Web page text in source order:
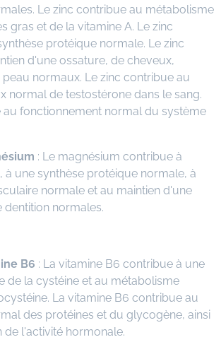
Le zinc contribue au métabolisme
gras et de la vitamine A. Le zinc
protéique normale. Le zinc
d'une ossature, de cheveux,
normaux. Le zinc contribue au
normal de testostérone dans le sang.
au fonctionnement normal du système
: Le magnésium contribue à
à une synthèse protéique normale, à
normale et au maintien d'une
dentition normales.
B6 : La vitamine B6 contribue à une
de la cystéine et au métabolisme
La vitamine B6 contribue au
des protéines et du glycogène, ainsi
l'activité hormonale.